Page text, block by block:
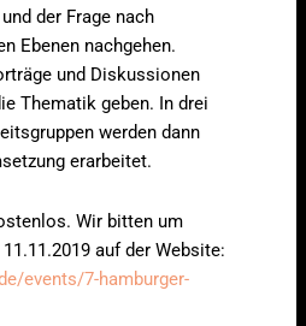
der Frage nach
Ebenen nachgehen.
und Diskussionen
Thematik geben. In drei
werden dann
erarbeitet.
Wir bitten um
auf der Website:
events/7-hamburger-